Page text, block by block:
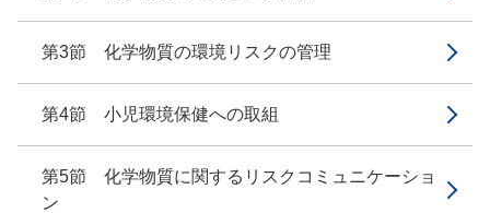
第3節 化学物質の環境リスクの管理
第4節 小児環境保健への取組
第5節 化学物質に関するリスクコミュニケーショ
ン